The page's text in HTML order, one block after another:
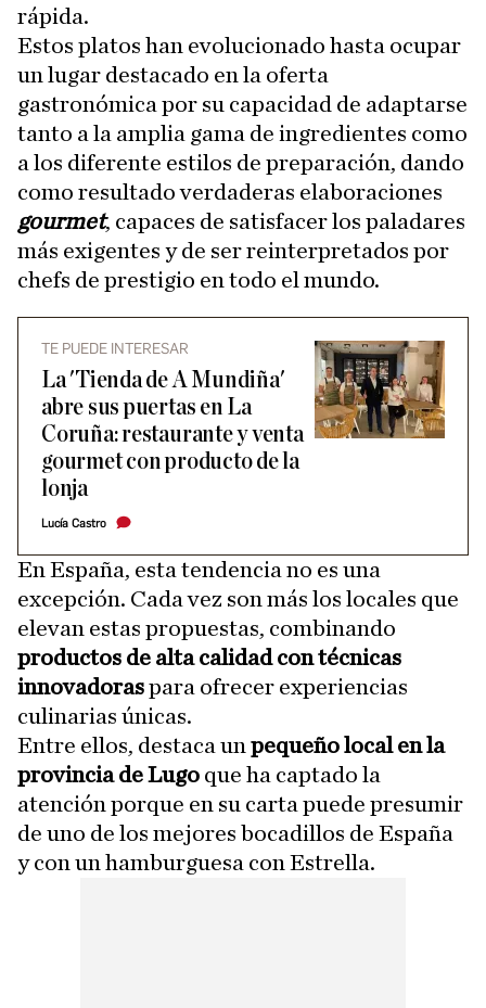
rápida.
Estos platos han evolucionado hasta ocupar
un lugar destacado en la oferta
gastronómica por su capacidad de adaptarse
tanto a la amplia gama de ingredientes como
a los diferente estilos de preparación, dando
como resultado verdaderas elaboraciones
gourmet, capaces de satisfacer los paladares
más exigentes y de ser reinterpretados por
chefs de prestigio en todo el mundo.
TE PUEDE INTERESAR
La 'Tienda de A Mundiña'
abre sus puertas en La
Coruña: restaurante y venta
gourmet con producto de la
lonja
Lucía Castro
En España, esta tendencia no es una
excepción. Cada vez son más los locales que
elevan estas propuestas, combinando
productos de alta calidad con técnicas
innovadoraspara ofrecer experiencias
culinarias únicas.
Entre ellos, destaca un pequeño local en la
provincia de Lugo que ha captado la
atención porque en su carta puede presumir
de uno de los mejores bocadillos de España
y con un hamburguesa con Estrella.